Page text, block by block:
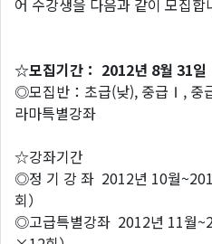
어 수강생을 다음과 같이 모집합
☆모집기간： 2012년 8월 31일
◎모집반：초급(낮), 중급Ⅰ, 중
라마특별강좌
☆강좌기간
◎정 기 강 좌 2012년 10월
회）
◎고급특별강좌 2012년 11월